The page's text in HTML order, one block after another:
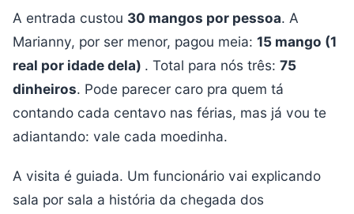
A entrada custou 30 mangos por pessoa. A
Marianny, por ser menor, pagou meia: 15 mango (1
real por idade dela) . Total para nós três: 75
dinheiros. Pode parecer caro pra quem tá
contando cada centavo nas férias, mas já vou te
adiantando: vale cada moedinha.
A visita é guiada. Um funcionário vai explicando
sala por sala a história da chegada dos